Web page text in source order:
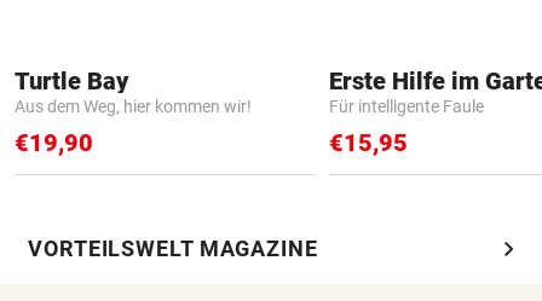
Turtle Bay
Aus dem Weg, hier kommen wir!
€19,90
Erste Hilfe im
Für intelligente Faule
€15,95
VORTEILSWELT MAGAZINE chevron_right